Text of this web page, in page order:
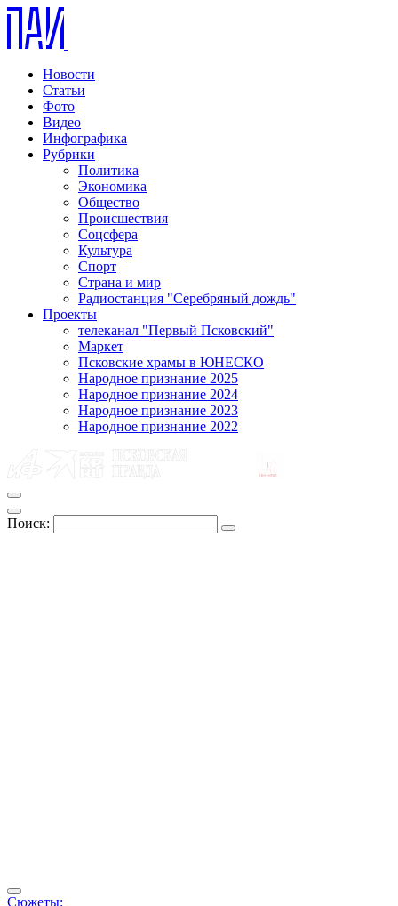
Новости
Статьи
Фото
Видео
Инфографика
Рубрики
Политика
Экономика
Общество
Происшествия
Соцсфера
Культура
Спорт
Страна и мир
Радиостанция "Серебряный дождь"
Проекты
телеканал "Первый Псковский"
Маркет
Псковские храмы в ЮНЕСКО
Народное признание 2025
Народное признание 2024
Народное признание 2023
Народное признание 2022
Поиск:
Сюжеты: